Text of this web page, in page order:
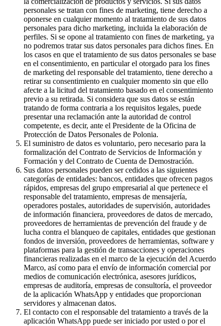
personales se tratan con fines de marketing, tiene derecho a
oponerse en cualquier momento al tratamiento de sus datos
personales para dicho marketing, incluida la elaboración de
perfiles. Si se opone al tratamiento con fines de marketing, ya
no podremos tratar sus datos personales para dichos fines. En
los casos en que el tratamiento de sus datos personales se base
en el consentimiento, en particular el otorgado para los fines
de marketing del responsable del tratamiento, tiene derecho a
retirar su consentimiento en cualquier momento sin que ello
afecte a la licitud del tratamiento basado en el consentimiento
previo a su retirada. Si considera que sus datos se están
tratando de forma contraria a los requisitos legales, puede
presentar una reclamación ante la autoridad de control
competente, es decir, ante el Presidente de la Oficina de
Protección de Datos Personales de Polonia.
El suministro de datos es voluntario, pero necesario para la
formalización del Contrato de Servicios de Información y
Formación y del Contrato de Cuenta de Demostración.
Sus datos personales pueden ser cedidos a las siguientes
categorías de entidades: bancos, entidades que ofrecen pagos
rápidos, empresas del grupo empresarial al que pertenece el
responsable del tratamiento, empresas de mensajería,
operadores postales, autoridades de supervisión, autoridades
de información financiera, proveedores de datos de mercado,
proveedores de herramientas de prevención del fraude y de
lucha contra el blanqueo de capitales, entidades que gestionan
fondos de inversión, proveedores de herramientas, software y
plataformas para la gestión de transacciones y operaciones
financieras realizadas en el marco de la ejecución del Acuerdo
Marco, así como para el envío de información comercial por
medios de comunicación electrónica, asesores jurídicos,
empresas de auditoría, empresas de consultoría, el proveedor
de la aplicación WhatsApp y entidades que proporcionan
servidores y almacenan datos.
El contacto con el responsable del tratamiento a través de la
aplicación WhatsApp puede ser iniciado por usted o por el